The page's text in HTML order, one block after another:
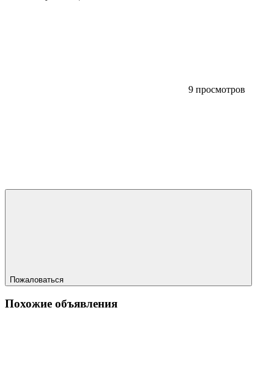
9 просмотров
Пожаловаться
Похожие объявления